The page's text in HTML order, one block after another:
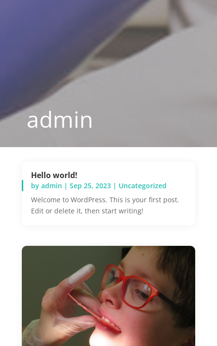
admin
Hello world!
by admin | Sep 25, 2023| Uncategorized
Welcome to WordPress. This is your first post.
Edit or delete it, then start writing!